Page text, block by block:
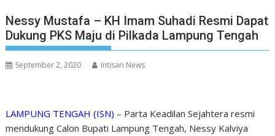
Nessy Mustafa – KH Imam Suhadi Resmi Dapat
Dukung PKS Maju di Pilkada Lampung Tengah
September 2, 2020 Intisari News
LAMPUNG TENGAH (ISN) – Parta Keadilan Sejahtera resmi
mendukung Calon Bupati Lampung Tengah, Nessy Kalviya